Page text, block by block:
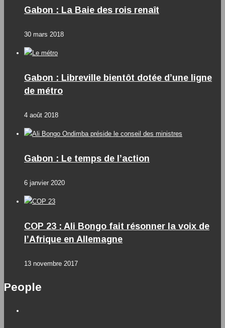
Gabon : La Baie des rois renaît
30 mars 2018
Gabon : Libreville bientôt dotée d’une ligne
de métro
4 août 2018
Gabon : Le temps de l’action
6 janvier 2020
COP 23 : Ali Bongo fait résonner la voix de
l’Afrique en Allemagne
13 novembre 2017
People